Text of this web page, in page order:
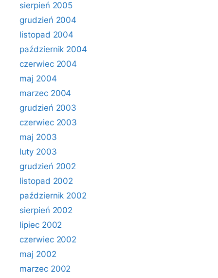
sierpień 2005
grudzień 2004
listopad 2004
październik 2004
czerwiec 2004
maj 2004
marzec 2004
grudzień 2003
czerwiec 2003
maj 2003
luty 2003
grudzień 2002
listopad 2002
październik 2002
sierpień 2002
lipiec 2002
czerwiec 2002
maj 2002
marzec 2002